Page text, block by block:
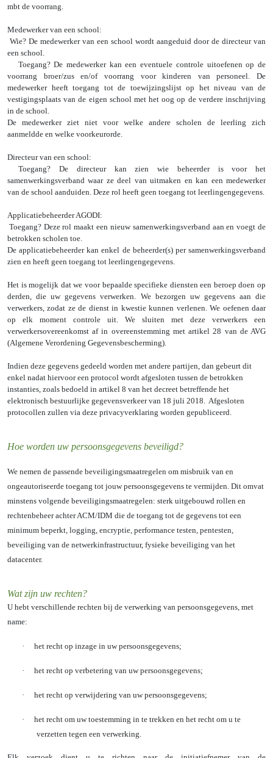
mbt de voorrang.
Medewerker van een school:
Wie? De medewerker van een school wordt aangeduid door de directeur van
een school.
Toegang? De medewerker kan een eventuele controle uitoefenen op de
voorrang broer/zus en/of voorrang voor kinderen van personeel. De
medewerker heeft toegang tot de toewijzingslijst op het niveau van de
vestigingsplaats van de eigen school met het oog op de verdere inschrijving
in de school.
De medewerker ziet niet voor welke andere scholen de leerling zich
aanmeldde en welke voorkeurorde.
Directeur van een school:
Toegang? De directeur kan zien wie beheerder is voor het
samenwerkingsverband waar ze deel van uitmaken en kan een medewerker
van de school aanduiden. Deze rol heeft geen toegang tot leerlingengegevens.
Applicatiebeheerder AGODI:
Toegang? Deze rol maakt een nieuw samenwerkingsverband aan en voegt de
betrokken scholen toe.
De applicatiebeheerder kan enkel de beheerder(s) per samenwerkingsverband
zien en heeft geen toegang tot leerlingengegevens.
Het is mogelijk dat we voor bepaalde specifieke diensten een beroep doen op
derden, die uw gegevens verwerken. We bezorgen uw gegevens aan die
verwerkers, zodat ze de dienst in kwestie kunnen verlenen. We oefenen daar
op elk moment controle uit. We sluiten met deze verwerkers een
verwerkersovereenkomst af in overeenstemming met artikel 28 van de AVG
(Algemene Verordening Gegevensbescherming).
Indien deze gegevens gedeeld worden met andere partijen, dan gebeurt dit
enkel nadat hiervoor een protocol wordt afgesloten tussen de betrokken
instanties, zoals bedoeld in artikel 8 van het decreet betreffende het
elektronisch bestuurlijke gegevensverkeer van 18 juli 2018. Afgesloten
protocollen zullen via deze privacyverklaring worden gepubliceerd.
Hoe worden uw persoonsgegevens beveiligd?
We nemen de passende beveiligingsmaatregelen om misbruik van en
ongeautoriseerde toegang tot jouw persoonsgegevens te vermijden. Dit omvat
minstens volgende beveiligingsmaatregelen: sterk uitgebouwd rollen en
rechtenbeheer achter ACM/IDM die de toegang tot de gegevens tot een
minimum beperkt, logging, encryptie, performance testen, pentesten,
beveiliging van de netwerkinfrastructuur, fysieke beveiliging van het
datacenter.
Wat zijn uw rechten?
U hebt verschillende rechten bij de verwerking van persoonsgegevens, met
name:
· het recht op inzage in uw persoonsgegevens;
· het recht op verbetering van uw persoonsgegevens;
· het recht op verwijdering van uw persoonsgegevens;
·
het recht om uw toestemming in te trekken en het recht om u te
verzetten tegen een verwerking.